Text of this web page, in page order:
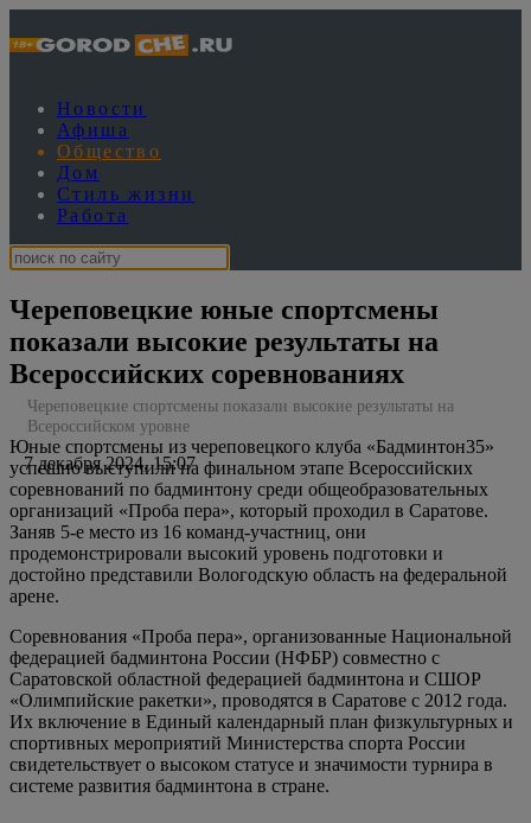
Новости
Афиша
Общество
Дом
Стиль жизни
Работа
Череповецкие юные спортсмены
показали высокие результаты на
Всероссийских соревнованиях
Череповецкие спортсмены показали высокие результаты на
Всероссийском уровне
7 декабря 2024, 15:07
Юные спортсмены из череповецкого клуба «Бадминтон35»
успешно выступили на финальном этапе Всероссийских
соревнований по бадминтону среди общеобразовательных
организаций «Проба пера», который проходил в Саратове.
Заняв 5-е место из 16 команд-участниц, они
продемонстрировали высокий уровень подготовки и
достойно представили Вологодскую область на федеральной
арене.
Соревнования «Проба пера», организованные Национальной
федерацией бадминтона России (НФБР) совместно с
Саратовской областной федерацией бадминтона и СШОР
«Олимпийские ракетки», проводятся в Саратове с 2012 года.
Их включение в Единый календарный план физкультурных и
спортивных мероприятий Министерства спорта России
свидетельствует о высоком статусе и значимости турнира в
системе развития бадминтона в стране.